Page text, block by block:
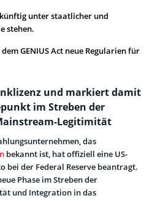
unter staatlicher und
stehen.
GENIUS Act neue Regularien für
und markiert damit
im Streben der
Legitimität
das
bekannt ist, hat offiziell eine US-
bei der Federal Reserve beantragt.
Phase im Streben der
und Integration in das